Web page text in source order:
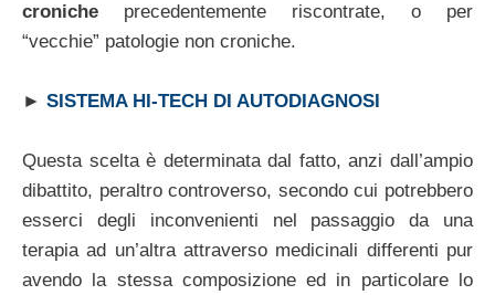
croniche precedentemente riscontrate, o per
“vecchie” patologie non croniche.
► SISTEMA HI-TECH DI AUTODIAGNOSI
Questa scelta è determinata dal fatto, anzi dall’ampio
dibattito, peraltro controverso, secondo cui potrebbero
esserci degli inconvenienti nel passaggio da una
terapia ad un’altra attraverso medicinali differenti pur
avendo la stessa composizione ed in particolare lo